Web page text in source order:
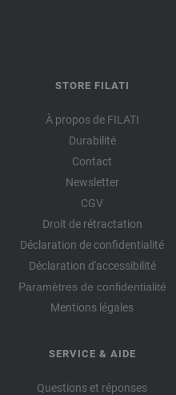
STORE FILATI
À propos de FILATI
Durabilité
Contact
Newsletter
CGV
Droit de rétractation
Déclaration de confidentialité
Déclaration d'accessibilité
Paramètres de confidentialité
Mentions légales
SERVICE & AIDE
Questions et réponses